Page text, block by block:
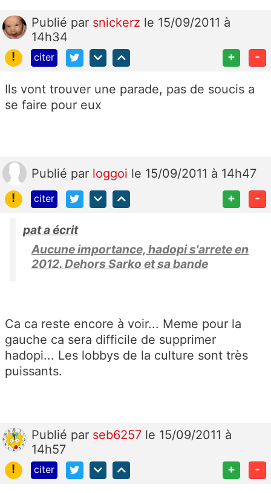
Publié par snickerz le 15/09/2011 à
14h34
!
citer + -
Ils vont trouver une parade, pas de soucis a
se faire pour eux
Publié par loggoi le 15/09/2011 à 14h47
!
citer + -
pat a écrit
Aucune importance, hadopi s'arrete en
2012. Dehors Sarko et sa bande
Ca ca reste encore à voir... Meme pour la
gauche ca sera difficile de supprimer
hadopi... Les lobbys de la culture sont très
puissants.
Publié par seb6257 le 15/09/2011 à
14h57
!
citer + -